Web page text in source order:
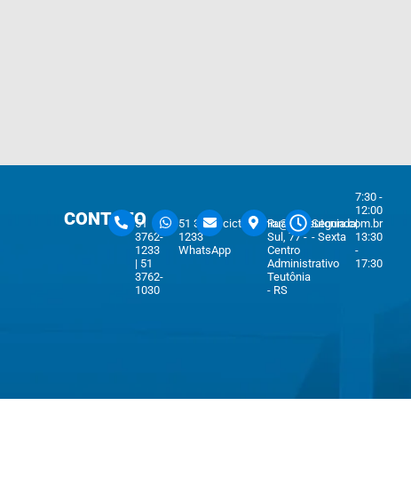
CONTATO
51
3762-
1233
| 51
3762-
1030
51 3762-
1233
WhatsApp
cicteutonia@cicteutonia.com.br
Rua Um
Sul, 77 -
Centro
Administrativo
Teutônia
- RS
Segunda
- Sexta
7:30 -
12:00
|
13:30
-
17:30